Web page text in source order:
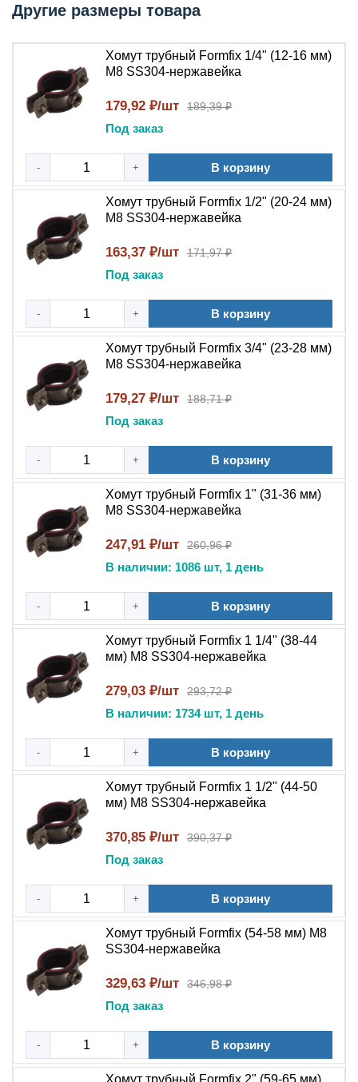
Тип изделия
крепление для труб и кабелей
Материал
повышенная коррозионная стойкость
Диапазон
диаметров
от 15 до 100 мм (в зависимости от
типоразмера)
Тип
универсальный монтаж
Рабочая
от -60°C до +250°C
Применение
Крепление труб, кабельных трасс,
шлангов в промышленных и бытовых
Основное назначение: где и кто
Хомуты Formfix используются профессиональными
сантехниками, электромонтажниками, монтажниками
систем отопления и вентиляции, а также при
строительстве и реконструкции промышленных и
коммерческих объектов. Основное применение —
крепление трубопроводов, кабельных лотков,
воздуховодов и шлангов к перекрытиям, стенам,
траверсам и подвесным системам.
Полное описание: почему стоит выбрать
этот хомут
Трубный хомут Formfix из нержавеющей стали AISI 304
— это надежное и долговечное решение для крепления
надежно фиксировать трубы и кабели различных
диаметров, обеспечивая равномерное распределение
нагрузки. Нержавеющая сталь SS304 гарантирует
коррозионную стойкость при контакте с влагой,
маслами и техническими жидкостями. Универсальность
монтажа позволяет использовать хомут как с
фланцевым креплением к поверхности, так и с
Универсальность:Подходит для крепления
труб, кабельных трасс, шлангов и воздуховодов.
Коррозионная стойкость:Нержавеющая сталь
AISI 304 устойчива к влаге, маслам и техническим
жидкостям.
Надежная фиксация:
исключает смещение фиксируемого объекта.
Универсальный монтаж:Возможность
крепления на шпильку или фланцем к
поверхности.
Широкий температурный диапазон:
прочность от -60°C до +250°C.
Нужно надежное нержавеющее крепление для труб
и кабельных трасс?
Добавьте трубный хомут Formfix
в корзину — получите профессиональное решение для
Другие размеры товара
Хомут трубный Formfix 1/4" (12-16 мм)
М8 SS304-нержавейка
179,92 ₽/шт 189,39 ₽
Под заказ
- + В корзину
Хомут трубный Formfix 1/2" (20-24 мм)
М8 SS304-нержавейка
163,37 ₽/шт 171,97 ₽
Под заказ
- + В корзину
Хомут трубный Formfix 3/4" (23-28 мм)
М8 SS304-нержавейка
179,27 ₽/шт 188,71 ₽
Под заказ
- + В корзину
Хомут трубный Formfix 1" (31-36 мм)
М8 SS304-нержавейка
247,91 ₽/шт 260,96 ₽
В наличии: 1086 шт, 1 день
- + В корзину
Хомут трубный Formfix 1 1/4" (38-44
мм) М8 SS304-нержавейка
279,03 ₽/шт 293,72 ₽
В наличии: 1734 шт, 1 день
- + В корзину
Хомут трубный Formfix 1 1/2" (44-50
мм) М8 SS304-нержавейка
370,85 ₽/шт 390,37 ₽
Под заказ
- + В корзину
Хомут трубный Formfix (54-58 мм) М8
SS304-нержавейка
329,63 ₽/шт 346,98 ₽
Под заказ
- + В корзину
Хомут трубный Formfix 2" (59-65 мм)